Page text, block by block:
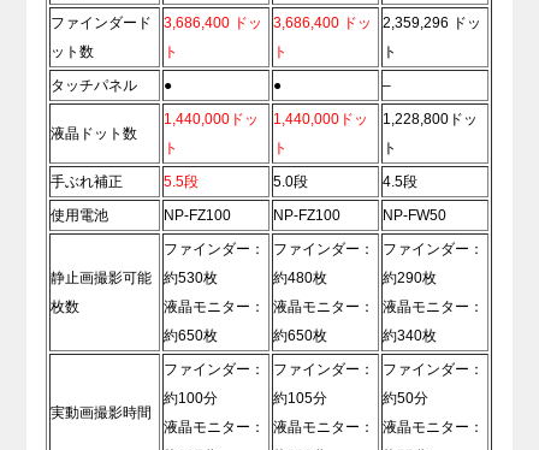
ファインダード
ット数
3,686,400 ドッ
ト
3,686,400 ドッ
ト
2,359,296 ドッ
ト
タッチパネル
● ● –
液晶ドット数
1,440,000ドッ
ト
1,440,000ドッ
ト
1,228,800ドッ
ト
手ぶれ補正
5.5段 5.0段
4.5段
使用電池
NP-FZ100 NP-FZ100 NP-FW50
静止画撮影可能
枚数
ファインダー：
約530枚
液晶モニター：
約650枚
ファインダー：
約480枚
液晶モニター：
約650枚
ファインダー：
約290枚
液晶モニター：
約340枚
実動画撮影時間
ファインダー：
約100分
液晶モニター：
ファインダー：
約105分
液晶モニター：
ファインダー：
約50分
液晶モニター：